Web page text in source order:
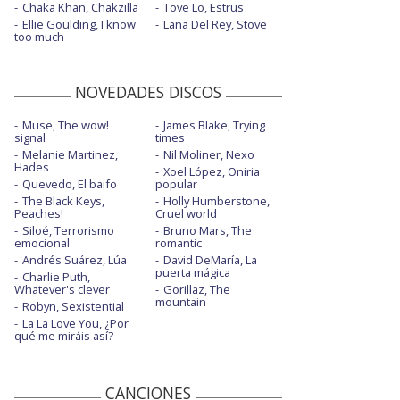
Chaka Khan, Chakzilla
Ellie Goulding, I know
too much
Tove Lo, Estrus
Lana Del Rey, Stove
NOVEDADES DISCOS
Muse, The wow!
signal
Melanie Martinez,
Hades
Quevedo, El baifo
The Black Keys,
Peaches!
Siloé, Terrorismo
emocional
Andrés Suárez, Lúa
Charlie Puth,
Whatever's clever
Robyn, Sexistential
La La Love You, ¿Por
qué me miráis así?
James Blake, Trying
times
Nil Moliner, Nexo
Xoel López, Oniria
popular
Holly Humberstone,
Cruel world
Bruno Mars, The
romantic
David DeMaría, La
puerta mágica
Gorillaz, The
mountain
CANCIONES